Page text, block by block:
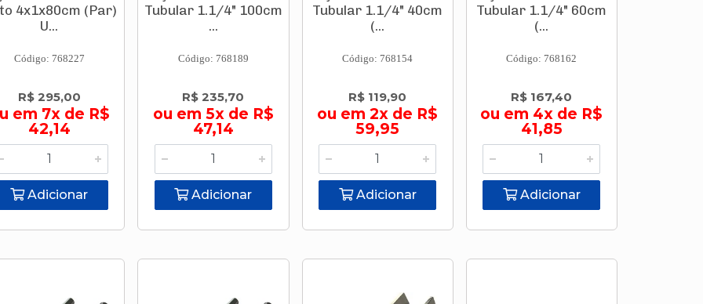
4x1x80cm (Par)
U...
Código: 768227
R$ 295,00
em 7x de R$
42,14
Adicionar
Tubular 1.1/4" 100cm
...
Código: 768189
R$ 235,70
ou em 5x de R$
47,14
Adicionar
Tubular 1.1/4" 40cm
(...
Código: 768154
R$ 119,90
ou em 2x de R$
59,95
Adicionar
Tubular 1.1/4" 60cm
(...
Código: 768162
R$ 167,40
ou em 4x de R$
41,85
Adicionar